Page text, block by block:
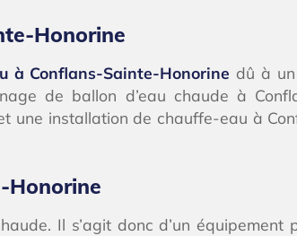
Honorine
à Conflans-Sainte-Honorine dû à
de ballon d’eau chaude à
une installation de chauffe-eau à
Honorine
Il s’agit donc d’un équipement